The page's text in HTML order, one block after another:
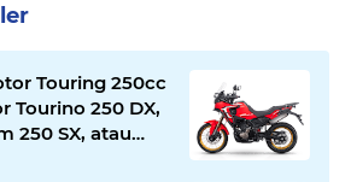
Touring 250cc
Tourino 250 DX,
250 SX, atau
X 250?